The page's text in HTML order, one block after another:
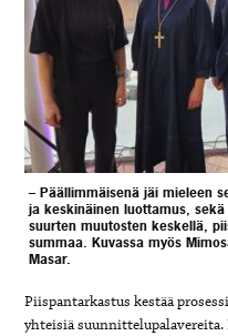
– Päällimmäisenä jäi mieleen
ja keskinäinen luottamus,
suurten muutosten keskellä,
summaa. Kuvassa myös
Masar.
Piispantarkastus kestää
yhteisiä